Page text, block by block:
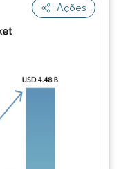
Ações
Mordor Intelligence. O reuso